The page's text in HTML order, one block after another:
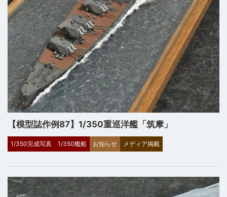
【模型誌作例87】1/350重巡洋艦「筑摩」
1/350完成写真 1/350艦船 お知らせ メディア掲載